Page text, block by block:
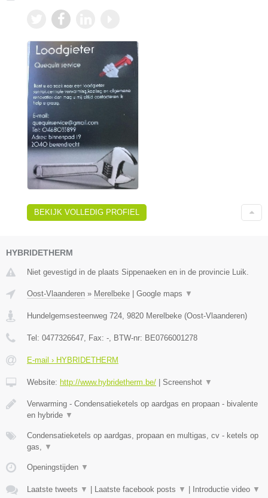
BEKIJK VOLLEDIG PROFIEL
HYBRIDETHERM
Niet gevestigd in de plaats Sippenaeken en in de provincie Luik.
Oost-Vlaanderen » Merelbeke Google maps ▼
Hundelgemsesteenweg 724, 9820 Merelbeke (Oost-Vlaanderen)
Tel: 0477326647, Fax: -, BTW-nr: BE0766001278
E-mail › HYBRIDETHERM
Website: http://www.hybridetherm.be/ Screenshot ▼
Verwarming - Condensatieketels op aardgas en propaan - bivalente
en hybride ▼
Condensatieketels op aardgas, propaan en multigas, cv - ketels op
gas, ▼
Openingstijden ▼
Laatste tweets ▼ Laatste facebook posts ▼ Introductie video ▼